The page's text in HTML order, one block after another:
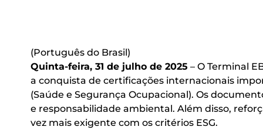
(Português do Brasil)
Quinta-feira, 31 de julho de 2025 – O Terminal
a conquista de certificações internacionais
(Saúde e Segurança Ocupacional). Os
e responsabilidade ambiental. Além disso,
vez mais exigente com os critérios ESG.